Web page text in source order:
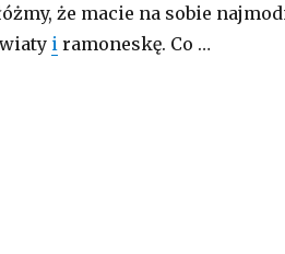
że macie na sobie
i ramoneskę. Co …